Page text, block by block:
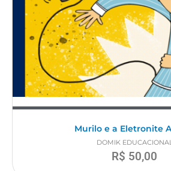
Murilo e a Eletronite
DOMIK EDUCACIONAL
R$ 50,00